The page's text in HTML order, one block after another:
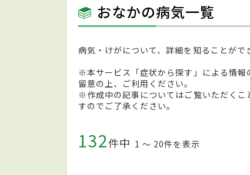
おなかの病気一覧
病気・けがについて、詳細を知ることがで
※本サービス「症状から探す」による情
留意の上、ご利用ください。
※作成中の記事についてはご覧いただくこ
すのでご了承ください。
132件中 1 〜 20件を表示